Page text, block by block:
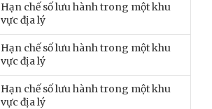
Hạn chế số lưu hành trong một khu
vực địa lý
Hạn chế số lưu hành trong một khu
vực địa lý
Hạn chế số lưu hành trong một khu
vực địa lý